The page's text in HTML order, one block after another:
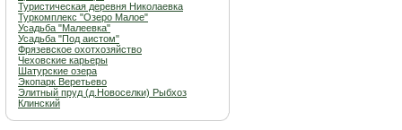
Туристическая деревня Николаевка
Туркомплекс "Озеро Малое"
Усадьба "Малеевка"
Усадьба "Под аистом"
Фрязевское охотхозяйство
Чеховские карьеры
Шатурские озера
Экопарк Веретьево
Элитный пруд (д.Новоселки) Рыбхоз
Клинский